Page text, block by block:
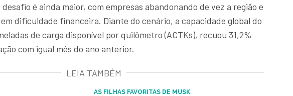
é ainda maior, com empresas abandonando de vez a região e
dificuldade financeira. Diante do cenário, a capacidade global do
de carga disponível por quilômetro (ACTKs), recuou 31,2%
com igual mês do ano anterior.
LEIA TAMBÉM
AS FILHAS FAVORITAS DE MUSK